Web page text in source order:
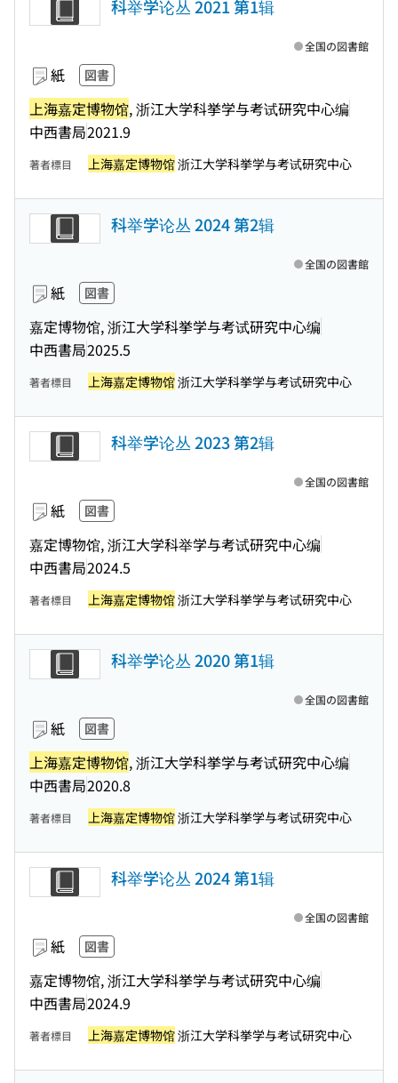
科举学论丛 2021 第1辑
紙 図書
上海嘉定博物馆, 浙江大学科挙学与考试研究中心编
中西書局2021.9
全国の図書館
著者標目 上海嘉定博物馆浙江大学科挙学与考试研究中心
科举学论丛 2024 第2辑
紙 図書
嘉定博物馆, 浙江大学科挙学与考试研究中心编
中西書局2025.5
全国の図書館
著者標目 上海嘉定博物馆浙江大学科挙学与考试研究中心
科举学论丛 2023 第2辑
紙 図書
嘉定博物馆, 浙江大学科举学与考试研究中心编
中西書局2024.5
全国の図書館
著者標目 上海嘉定博物馆浙江大学科挙学与考试研究中心
科举学论丛 2020 第1辑
紙 図書
上海嘉定博物馆, 浙江大学科挙学与考试研究中心编
中西書局2020.8
全国の図書館
著者標目 上海嘉定博物馆浙江大学科挙学与考试研究中心
科举学论丛 2024 第1辑
紙 図書
嘉定博物馆, 浙江大学科挙学与考试研究中心编
中西書局2024.9
全国の図書館
著者標目 上海嘉定博物馆浙江大学科挙学与考试研究中心